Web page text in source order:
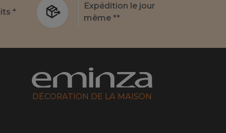
*
Expédition le jour
même **
DÉCORATION DE LA MAISON